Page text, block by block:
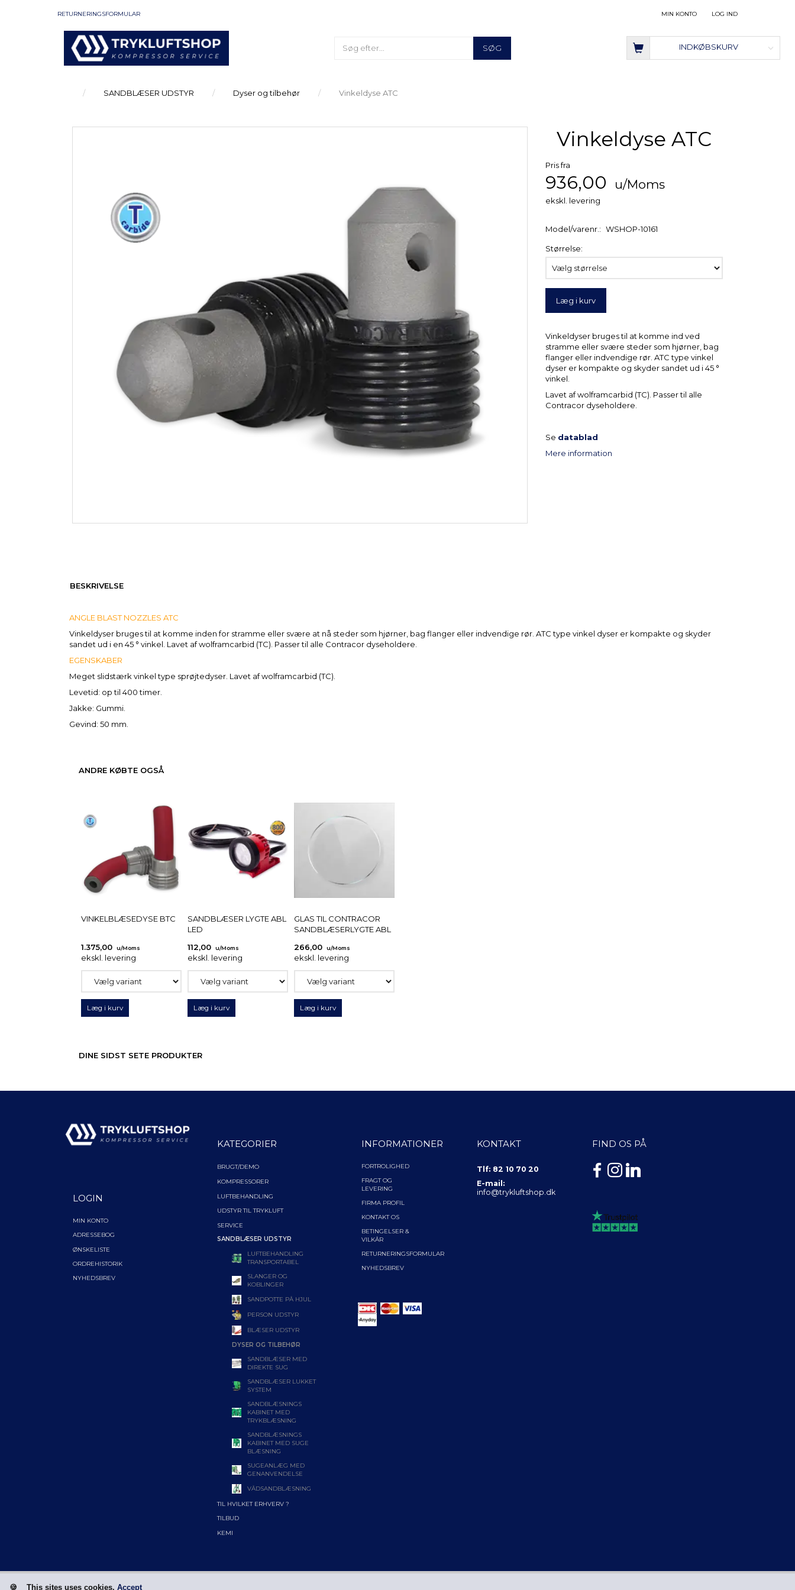
This sites uses cookies. Accept
LOG IND
MIN KONTO
RETURNERINGSFORMULAR
SØG INDKØBSKURV
SANDBLÆSER UDSTYR Dyser og tilbehør Vinkeldyse ATC
Vinkeldyse ATC
Pris fra
936,00 u/Moms
ekskl. levering
Model/varenr.: WSHOP-10161
Størrelse:
Læg i kurv
Vinkeldyser bruges til at komme ind ved
stramme eller svære steder som hjørner, bag
flanger eller indvendige rør. ATC type vinkel
dyser er kompakte og skyder sandet ud i 45 °
vinkel.
Lavet af wolframcarbid (TC). Passer til alle
Contracor dyseholdere.
Se datablad
Mere information
BESKRIVELSE
ANGLE BLAST NOZZLES ATC
Vinkeldyser bruges til at komme inden for stramme eller svære at nå steder som hjørner, bag flanger eller indvendige rør. ATC type vinkel dyser er kompakte og skyder
sandet ud i en 45 ° vinkel. Lavet af wolframcarbid (TC). Passer til alle Contracor dyseholdere.
EGENSKABER
Meget slidstærk vinkel type sprøjtedyser. Lavet af wolframcarbid (TC).
Levetid: op til 400 timer.
Jakke: Gummi.
Gevind: 50 mm.
ANDRE KØBTE OGSÅ
VINKELBLÆSEDYSE BTC
1.375,00 u/Moms
ekskl. levering
Læg i kurv
SANDBLÆSER LYGTE ABL
LED
112,00
u/Moms
ekskl. levering
Læg i kurv
GLAS TIL CONTRACOR
SANDBLÆSERLYGTE ABL
266,00
u/Moms
ekskl. levering
Læg i kurv
DINE SIDST SETE PRODUKTER
LOGIN
MIN KONTO
ADRESSEBOG
ØNSKELISTE
ORDREHISTORIK
NYHEDSBREV
KATEGORIER
BRUGT/DEMO
KOMPRESSORER
LUFTBEHANDLING
UDSTYR TIL TRYKLUFT
SERVICE
SANDBLÆSER UDSTYR
LUFTBEHANDLING
TRANSPORTABEL
SLANGER OG
KOBLINGER
SANDPOTTE PÅ HJUL
PERSON UDSTYR
BLÆSER UDSTYR
DYSER OG TILBEHØR
SANDBLÆSER MED
DIREKTE SUG
SANDBLÆSER LUKKET
SYSTEM
SANDBLÆSNINGS
KABINET MED
TRYKBLÆSNING
SANDBLÆSNINGS
KABINET MED SUGE
BLÆSNING
SUGEANLÆG MED
GENANVENDELSE
VÅDSANDBLÆSNING
TIL HVILKET ERHVERV ?
TILBUD
KEMI
INFORMATIONER
FORTROLIGHED
FRAGT OG
LEVERING
FIRMA PROFIL
KONTAKT OS
BETINGELSER &
VILKÅR
RETURNERINGSFORMULAR
NYHEDSBREV
KONTAKT
Tlf: 82 10 70 20
E-mail:
info@trykluftshop.dk
FIND OS PÅ